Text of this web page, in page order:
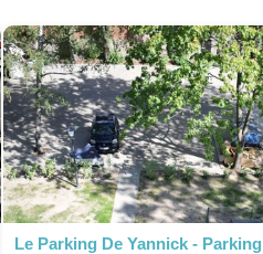
Le Parking De Yannick - Parking